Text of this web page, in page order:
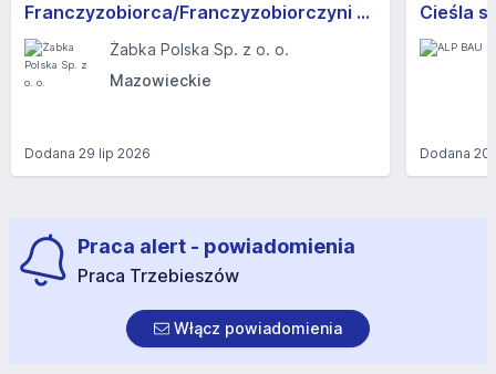
Franczyzobiorca/Franczyzobiorczyni sklepu Żabka
Żabka Polska Sp. z o. o.
Mazowieckie
Dodana 29 lip 2026
Cieśla
Dodana20
Praca alert - powiadomienia
Praca Trzebieszów
Włącz powiadomienia